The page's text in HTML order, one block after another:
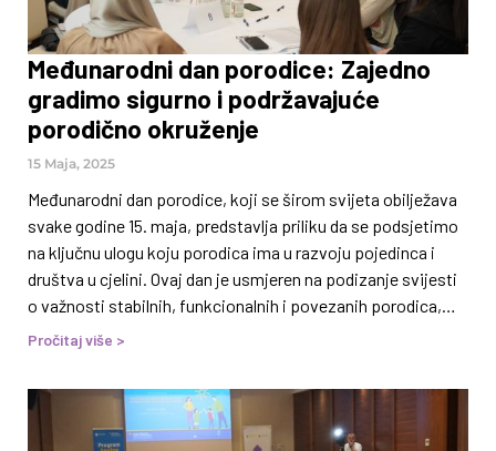
Međunarodni dan porodice: Zajedno
gradimo sigurno i podržavajuće
porodično okruženje
15 Maja, 2025
Međunarodni dan porodice, koji se širom svijeta obilježava
svake godine 15. maja, predstavlja priliku da se podsjetimo
na ključnu ulogu koju porodica ima u razvoju pojedinca i
društva u cjelini. Ovaj dan je usmjeren na podizanje svijesti
o važnosti stabilnih, funkcionalnih i povezanih porodica,
kao i na poticanje društva da pruži podršku onim
Porodica je prva i najvažnija zajednica u kojoj učimo
vrijednosti, razvijamo emocionalne veze, gradimo osjećaj
sigurnosti i pripadnosti. U vremenu kada se porodice
Pročitaj više >